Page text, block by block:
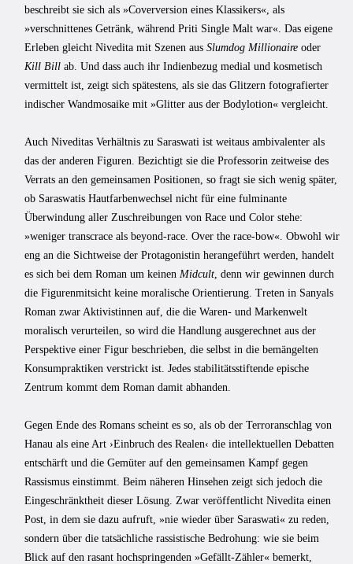
beschreibt sie sich als »Coverversion eines Klassikers«, als
»verschnittenes Getränk, während Priti Single Malt war«. Das eigene
Erleben gleicht Nivedita mit Szenen aus Slumdog Millionaire oder
Kill Bill ab. Und dass auch ihr Indienbezug medial und kosmetisch
vermittelt ist, zeigt sich spätestens, als sie das Glitzern fotografierter
indischer Wandmosaike mit »Glitter aus der Bodylotion« vergleicht.
Auch Niveditas Verhältnis zu Saraswati ist weitaus ambivalenter als
das der anderen Figuren. Bezichtigt sie die Professorin zeitweise des
Verrats an den gemeinsamen Positionen, so fragt sie sich wenig später,
ob Saraswatis Hautfarbenwechsel nicht für eine fulminante
Überwindung aller Zuschreibungen von Race und Color stehe:
»weniger transcrace als beyond-race. Over the race-bow«. Obwohl wir
eng an die Sichtweise der Protagonistin herangeführt werden, handelt
es sich bei dem Roman um keinen Midcult , denn wir gewinnen durch
die Figurenmitsicht keine moralische Orientierung. Treten in Sanyals
Roman zwar Aktivistinnen auf, die die Waren- und Markenwelt
moralisch verurteilen, so wird die Handlung ausgerechnet aus der
Perspektive einer Figur beschrieben, die selbst in die bemängelten
Konsumpraktiken verstrickt ist. Jedes stabilitätsstiftende epische
Zentrum kommt dem Roman damit abhanden.
Gegen Ende des Romans scheint es so, als ob der Terroranschlag von
Hanau als eine Art ›Einbruch des Realen‹ die intellektuellen Debatten
entschärft und die Gemüter auf den gemeinsamen Kampf gegen
Rassismus einstimmt. Beim näheren Hinsehen zeigt sich jedoch die
Eingeschränktheit dieser Lösung. Zwar veröffentlicht Nivedita einen
Post, in dem sie dazu aufruft, »nie wieder über Saraswati« zu reden,
sondern über die tatsächliche rassistische Bedrohung: wie sie beim
Blick auf den rasant hochspringenden »Gefällt-Zähler« bemerkt,